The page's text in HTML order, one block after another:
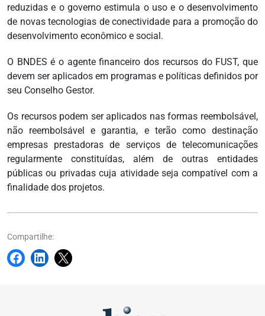
reduzidas e o governo estimula o uso e o desenvolvimento
de novas tecnologias de conectividade para a promoção do
desenvolvimento econômico e social.
O BNDES é o agente financeiro dos recursos do FUST, que
devem ser aplicados em programas e políticas definidos por
seu Conselho Gestor.
Os recursos podem ser aplicados nas formas reembolsável,
não reembolsável e garantia, e terão como destinação
empresas prestadoras de serviços de telecomunicações
regularmente constituídas, além de outras entidades
públicas ou privadas cuja atividade seja compatível com a
finalidade dos projetos.
Compartilhe: